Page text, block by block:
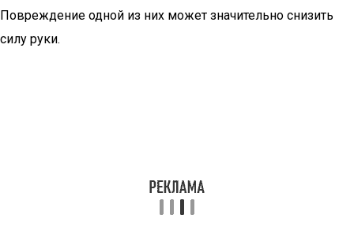
Повреждение одной из них может значительно снизить
силу руки.